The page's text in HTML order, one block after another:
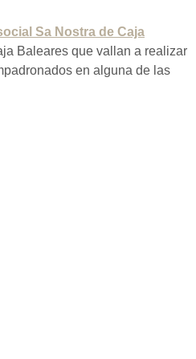
Sa Nostra de Caja
Baleares que vallan a realizar
en alguna de las